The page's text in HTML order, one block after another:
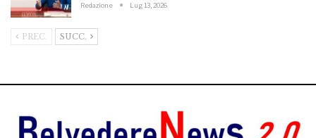
Redazione Lug 13, 2026
PREC. SUCC.